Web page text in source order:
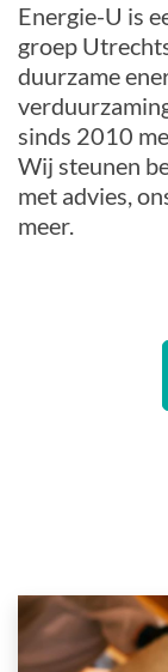
Energie-U is
groep
duurzame
sinds 2010
Wij steunen
met advies,
meer.